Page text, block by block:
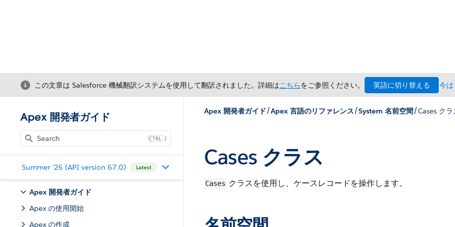
この文章は Salesforce 機械翻訳システムを使用して翻訳されました。詳細はこちらをご参照ください。 英語に切り替える 今は
Apex 開発者ガイド
J
Summer '26 (API version 67.0) Latest
Apex 開発者ガイド
Apex の使用開始
Apex の作成
Apex 開発者ガイド/Apex 言語のリファレンス/System 名前空間/Cases クラ
Cases クラス
Cases クラスを使用し、ケースレコードを操作します。